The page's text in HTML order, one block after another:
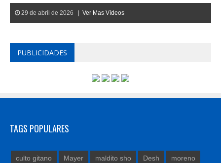
29 de abril de 2026 | Ver Mas Vídeos
PUBLICIDADES
TAGS POPULARES
culto gitano Mayer maldito sho Desh moreno